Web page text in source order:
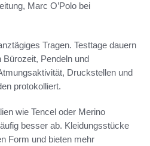
Marc O’Polo bei
Tragen. Testtage dauern
Bürozeit, Pendeln und
Druckstellen und
protokolliert.
wie Tencel oder Merino
besser ab. Kleidungsstücke
Form und bieten mehr